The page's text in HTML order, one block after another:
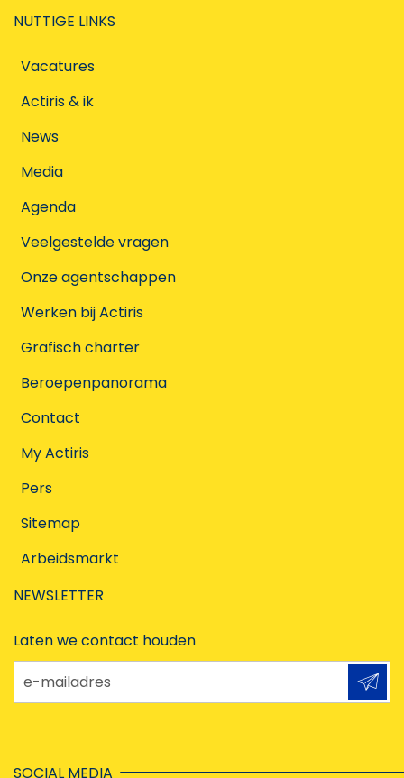
NUTTIGE LINKS
Vacatures
Actiris & ik
News
Media
Agenda
Veelgestelde vragen
Onze agentschappen
Werken bij Actiris
Grafisch charter
Beroepenpanorama
Contact
My Actiris
Pers
Sitemap
Arbeidsmarkt
NEWSLETTER
Laten we contact houden
e-mailadres
SOCIAL MEDIA